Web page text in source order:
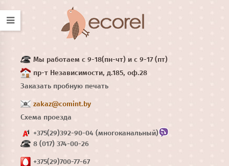
Мы работаем с 9-18(пн-чт) и с 9-17 (пт)
пр-т Независимости, д.185, оф.28
Заказать пробную печать
zakaz@comint.by
Схема проезда
+375(29)392-90-04 (многоканальный)
8 (017) 374-00-26
+375(29)700-77-67